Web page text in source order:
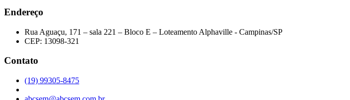
Endereço
Rua Aguaçu, 171 – sala 221 – Bloco E – Loteamento Alphaville - Campinas/SP
CEP: 13098-321
Contato
(19) 99305-8475